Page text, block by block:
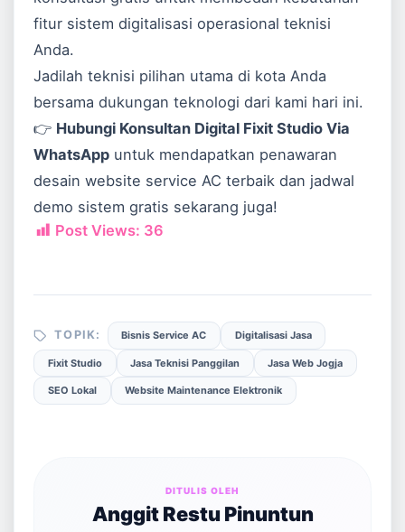
fitur sistem digitalisasi operasional teknisi
Anda.
Jadilah teknisi pilihan utama di kota Anda
bersama dukungan teknologi dari kami hari ini.
👉 Hubungi Konsultan Digital Fixit Studio Via
WhatsApp untuk mendapatkan penawaran
desain website service AC terbaik dan jadwal
demo sistem gratis sekarang juga!
Post Views: 36
TOPIK: Bisnis Service AC Digitalisasi Jasa
Fixit Studio Jasa Teknisi Panggilan Jasa Web Jogja
SEO Lokal Website Maintenance Elektronik
DITULIS OLEH
Anggit Restu Pinuntun